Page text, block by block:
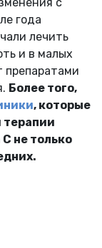
года
лечить
и в малых
препаратами
Более того,
, которые
терапии
не только